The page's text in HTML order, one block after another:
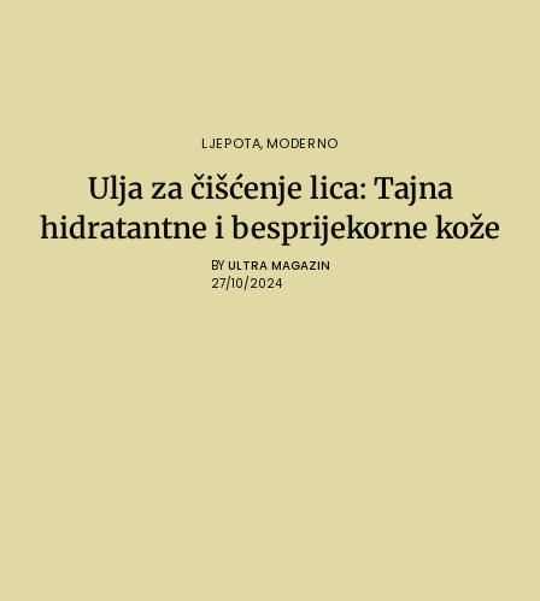
LJEPOTA, MODERNO
Ulja za čišćenje lica: Tajna
hidratantne i besprijekorne kože
BY ULTRA MAGAZIN
27/10/2024